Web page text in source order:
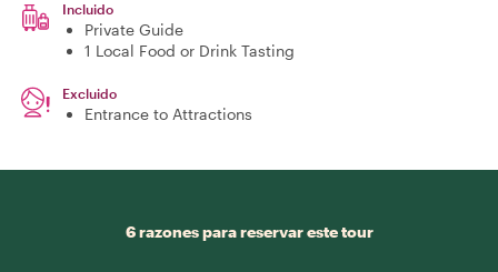
Incluido
Private Guide
1 Local Food or Drink Tasting
Excluido
Entrance to Attractions
6 razones para reservar este tour